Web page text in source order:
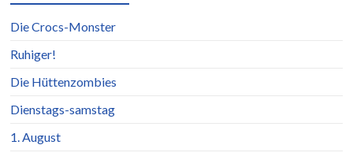
Die Crocs-Monster
Ruhiger!
Die Hüttenzombies
Dienstags-samstag
1. August